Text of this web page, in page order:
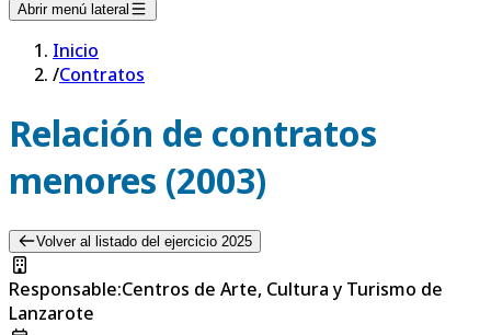
Abrir menú lateral
Inicio
/Contratos
Relación de contratos
menores (2003)
Volver al listado del ejercicio 2025
Responsable:Centros de Arte, Cultura y Turismo de
Lanzarote